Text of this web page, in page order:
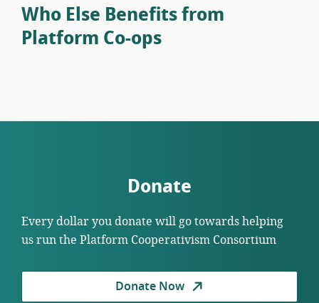
Who Else Benefits from
Platform Co-ops
Donate
Every dollar you donate will go towards helping
us run the Platform Cooperativism Consortium
Donate Now